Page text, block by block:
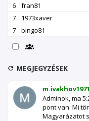
6
fran81
7
1973xaver
7
bingo81
MEGJEGYZÉSEK
m.ivakhov1971
Adminok, ma
pont van. Mi
Magyarázatot